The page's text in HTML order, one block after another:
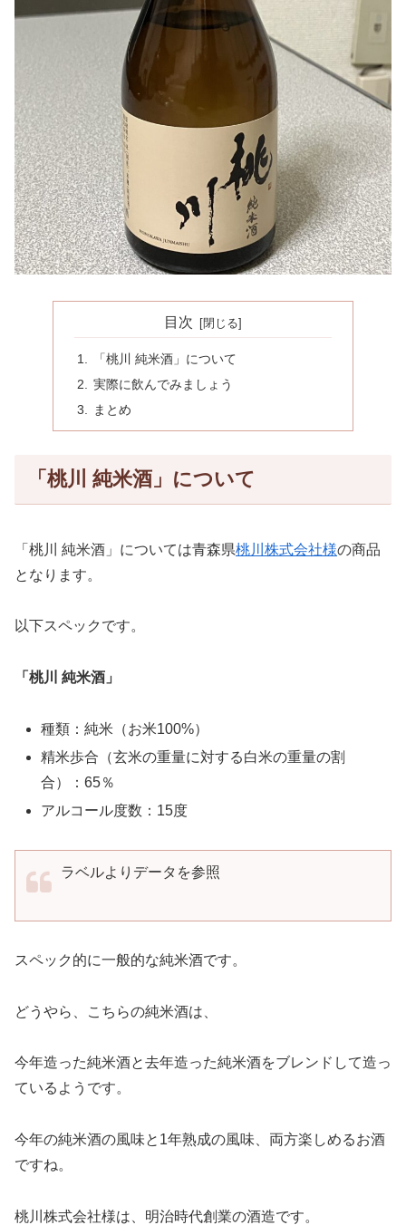
目次
「桃川 純米酒」について
実際に飲んでみましょう
まとめ
「桃川 純米酒」について
「桃川 純米酒」については青森県桃川株式会社様の商品
となります。
以下スペックです。
「桃川 純米酒」
種類：純米（お米100%）
精米歩合（玄米の重量に対する白米の重量の割
合）：65％
アルコール度数：15度
ラベルよりデータを参照
スペック的に一般的な純米酒です。
どうやら、こちらの純米酒は、
今年造った純米酒と去年造った純米酒をブレンドして造っ
ているようです。
今年の純米酒の風味と1年熟成の風味、両方楽しめるお酒
ですね。
桃川株式会社様は、明治時代創業の酒造です。